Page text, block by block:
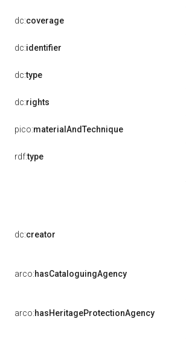
dc:coverage
dc:identifier
dc:type
dc:rights
pico:materialAndTechnique
rdf:type
dc:creator
arco:hasCataloguingAgency
arco:hasHeritageProtectionAgency